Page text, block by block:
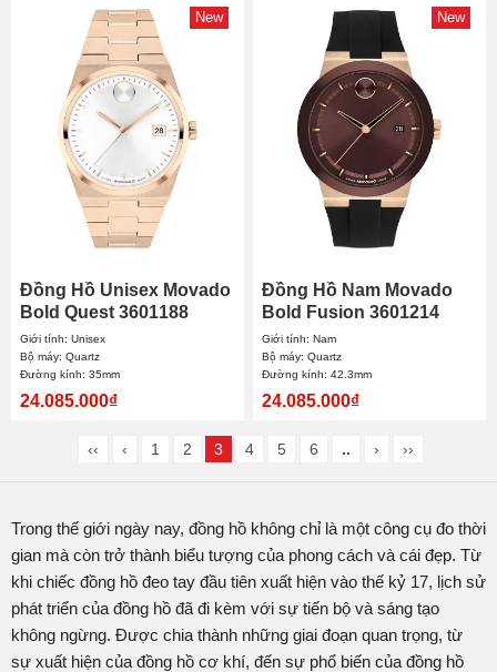
New
Đồng Hồ Unisex Movado
Bold Quest 3601188
35mm
Giới tính: Unisex
Bộ máy: Quartz
Đường kính: 35mm
24.085.000₫
New
Đồng Hồ Nam Movado
Bold Fusion 3601214
42.3mm
Giới tính: Nam
Bộ máy: Quartz
Đường kính: 42.3mm
24.085.000₫
‹‹ ‹ 1 2 3 4 5 6 .. › ››
Trong thế giới ngày nay, đồng hồ không chỉ là một công cụ đo thời
gian mà còn trở thành biểu tượng của phong cách và cái đẹp. Từ
khi chiếc đồng hồ đeo tay đầu tiên xuất hiện vào thế kỷ 17, lịch sử
phát triển của đồng hồ đã đi kèm với sự tiến bộ và sáng tạo
không ngừng. Được chia thành những giai đoạn quan trọng, từ
sự xuất hiện của đồng hồ cơ khí, đến sự phổ biến của đồng hồ